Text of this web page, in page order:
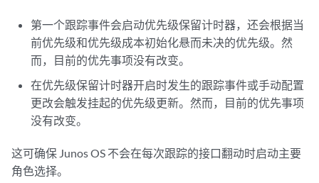
第一个跟踪事件会启动优先级保留计时器，还会根据当
前优先级和优先级成本初始化悬而未决的优先级。然
而，目前的优先事项没有改变。
在优先级保留计时器开启时发生的跟踪事件或手动配置
更改会触发挂起的优先级更新。然而，目前的优先事项
没有改变。
这可确保 Junos OS 不会在每次跟踪的接口翻动时启动主要
角色选择。